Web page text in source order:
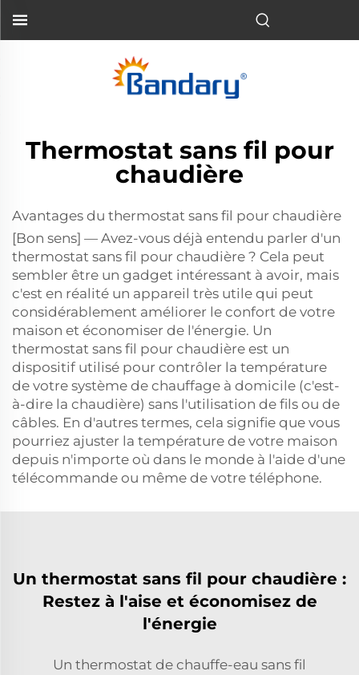
Thermostat sans fil pour
chaudière
Avantages du thermostat sans fil pour chaudière
[Bon sens] — Avez-vous déjà entendu parler d'un
thermostat sans fil pour chaudière ? Cela peut
sembler être un gadget intéressant à avoir, mais
c'est en réalité un appareil très utile qui peut
considérablement améliorer le confort de votre
maison et économiser de l'énergie. Un
thermostat sans fil pour chaudière est un
dispositif utilisé pour contrôler la température
de votre système de chauffage à domicile (c'est-
à-dire la chaudière) sans l'utilisation de fils ou de
câbles. En d'autres termes, cela signifie que vous
pourriez ajuster la température de votre maison
depuis n'importe où dans le monde à l'aide d'une
télécommande ou même de votre téléphone.
Un thermostat sans fil pour chaudière :
Restez à l'aise et économisez de
l'énergie
Un thermostat de chauffe-eau sans fil